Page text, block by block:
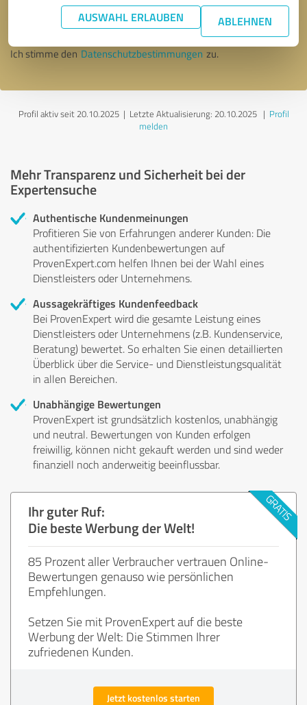
AUSWAHL ERLAUBEN ABLEHNEN
Nachricht senden
Ich stimme den Datenschutzbestimmungen zu.
Profil aktiv seit 20.10.2025 | Letzte Aktualisierung: 20.10.2025| Profil
melden
Mehr Transparenz und Sicherheit bei der
Expertensuche
Authentische Kundenmeinungen
Profitieren Sie von Erfahrungen anderer Kunden: Die
authentifizierten Kundenbewertungen auf
ProvenExpert.com helfen Ihnen bei der Wahl eines
Dienstleisters oder Unternehmens.
Aussagekräftiges Kundenfeedback
Bei ProvenExpert wird die gesamte Leistung eines
Dienstleisters oder Unternehmens (z.B. Kundenservice,
Beratung) bewertet. So erhalten Sie einen detaillierten
Überblick über die Service- und Dienstleistungsqualität
in allen Bereichen.
Unabhängige Bewertungen
ProvenExpert ist grundsätzlich kostenlos, unabhängig
und neutral. Bewertungen von Kunden erfolgen
freiwillig, können nicht gekauft werden und sind weder
finanziell noch anderweitig beeinflussbar.
Ihr guter Ruf:
Die beste Werbung der Welt!
85 Prozent aller Verbraucher vertrauen Online-
Bewertungen genauso wie persönlichen
Empfehlungen.
Setzen Sie mit ProvenExpert auf die beste
Werbung der Welt: Die Stimmen Ihrer
zufriedenen Kunden.
Jetzt kostenlos starten